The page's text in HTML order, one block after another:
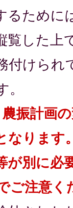
るために
覧した上
付けられ
振計画
なります
が別に必
ご注意く